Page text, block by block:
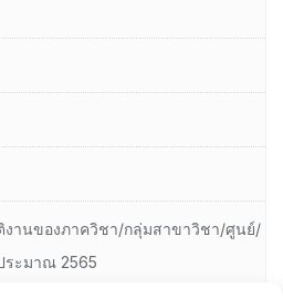
งานของภาควิชา/กลุ่มสาขาวิชา/ศูนย์/
ระมาณ 2565